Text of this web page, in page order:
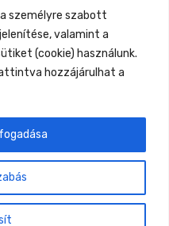
személyre szabott
valamint a
(cookie) használunk.
hozzájárulhat a
augusztus 27-30.,